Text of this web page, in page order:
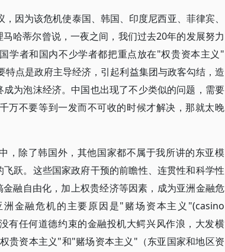
因为该危机使泰国、韩国、印度尼西亚、菲律宾、
哈蒂尔曾说，一夜之间，我们过去20年的发展努力
学者和国内不少学者都把重点放在"权贵资本主义"
点是政府主导经济，引起利益集团与政客勾结，造
为泡沫经济。中国也出现了不少类似的问题，需要
万不要等到一发而不可收的时候才解决，那就太晚
，除了韩国外，其他国家都不属于我所讲的东亚模
跃。这些国家政府干预的前瞻性、连贯性和科学性
融自由化，加上权贵经济等因素，成为亚洲金融危
金融危机的主要原因是"赌场资本主义"(casino
有任何道德约束的金融投机大鳄兴风作浪，大发横
贵资本主义"和"赌场资本主义"（东亚国家和地区资